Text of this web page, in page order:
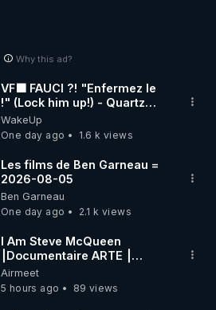
Why this ad?
VF🟩 FAUCI ?! "Enfermez le
!" (Lock him up!) - Quartz
Traduction
WakeUp
One day ago
1.6 k views
Les films de Ben Garneau =
2026-08-05
Ben Garneau
One day ago
2.1 k views
I Am Steve McQueen
⎮Documentaire ARTE ⎮
Cinema
Airmeet
5 hours ago
89 views